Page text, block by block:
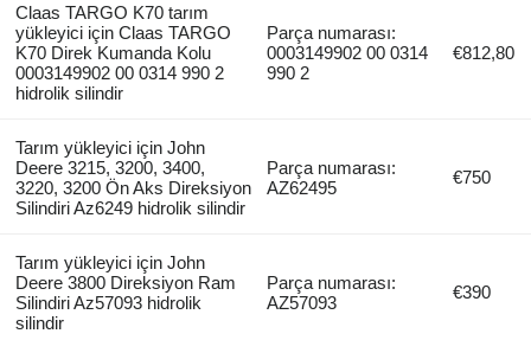
Claas TARGO K70 tarım
yükleyici için Claas TARGO
K70 Direk Kumanda Kolu
0003149902 00 0314 990 2
hidrolik silindir
Parça numarası:
0003149902 00 0314
990 2
€812,80
Tarım yükleyici için John
Deere 3215, 3200, 3400,
3220, 3200 Ön Aks Direksiyon
Silindiri Az6249 hidrolik silindir
Parça numarası:
AZ62495
€750
Tarım yükleyici için John
Deere 3800 Direksiyon Ram
Silindiri Az57093 hidrolik
silindir
Parça numarası:
AZ57093
€390